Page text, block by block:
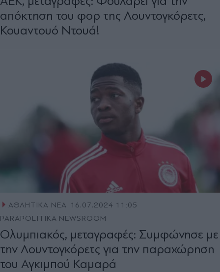
απόκτηση του φορ της Λουντογκόρετς,
Κουαντουό Ντουά!
ΑΘΛΗΤΙΚΑ ΝΕΑ 16.07.2024 11:05
PARAPOLITIKA NEWSROOM
Ολυμπιακός, μεταγραφές: Συμφώνησε με
την Λουντογκόρετς για την παραχώρηση
του Αγκιμπού Καμαρά